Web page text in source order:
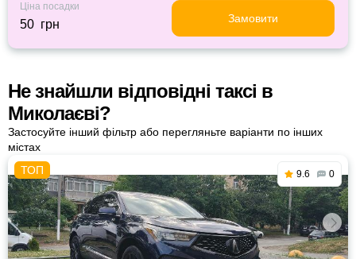
Ціна посадки
50 грн Замовити
Не знайшли відповідні таксі в
Миколаєві?
Застосуйте інший фільтр або перегляньте варіанти по інших
містах
9.6 0